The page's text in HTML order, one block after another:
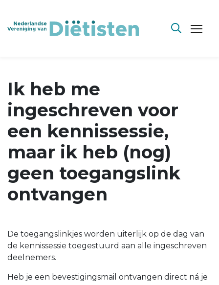
Ik heb me
ingeschreven voor
een kennissessie,
maar ik heb (nog)
geen toegangslink
ontvangen
De toegangslinkjes worden uiterlijk op de dag van
de kennissessie toegestuurd aan alle ingeschreven
deelnemers.
Heb je een bevestigingsmail ontvangen direct ná je